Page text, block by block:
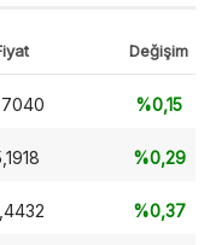
Değişim
%0,15
%0,29
%0,37